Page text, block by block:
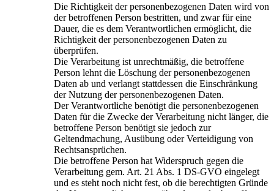
Die Richtigkeit der personenbezogenen Daten wird von
der betroffenen Person bestritten, und zwar für eine
Dauer, die es dem Verantwortlichen ermöglicht, die
Richtigkeit der personenbezogenen Daten zu
überprüfen.
Die Verarbeitung ist unrechtmäßig, die betroffene
Person lehnt die Löschung der personenbezogenen
Daten ab und verlangt stattdessen die Einschränkung
der Nutzung der personenbezogenen Daten.
Der Verantwortliche benötigt die personenbezogenen
Daten für die Zwecke der Verarbeitung nicht länger, die
betroffene Person benötigt sie jedoch zur
Geltendmachung, Ausübung oder Verteidigung von
Rechtsansprüchen.
Die betroffene Person hat Widerspruch gegen die
Verarbeitung gem. Art. 21 Abs. 1 DS-GVO eingelegt
und es steht noch nicht fest, ob die berechtigten Gründe